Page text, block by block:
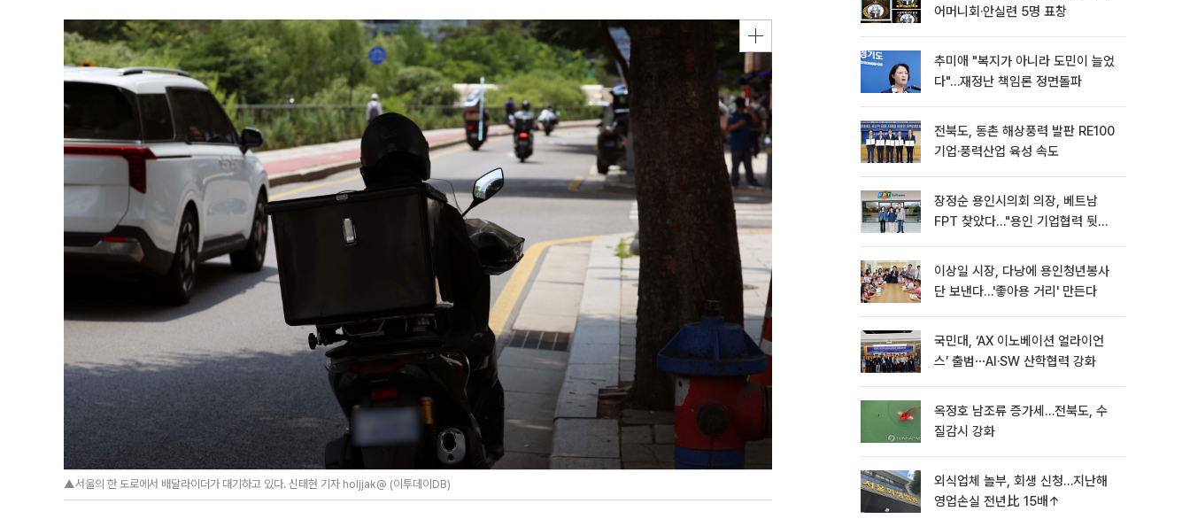
▲서울의 한 도로에서 배달라이더가 대기하고 있다. 신태현 기자 holjjak@ (이투데이DB)
어머니회·안실련 5명 표창
추미애 "복지가 아니라 도민이 늘었
다"…재정난 책임론 정면돌파
전북도, 동촌 해상풍력 발판 RE100
기업·풍력산업 육성 속도
장정순 용인시의회 의장, 베트남
FPT 찾았다…"용인 기업협력 뒷받
이상일 시장, 다낭에 용인청년봉사
단 보낸다…'좋아용 거리' 만든다
국민대, ‘AX 이노베이션 얼라이언
스’ 출범⋯AI·SW 산학협력 강화
옥정호 남조류 증가세…전북도, 수
질감시 강화
외식업체 놀부, 회생 신청…지난해
영업손실 전년比 15배↑